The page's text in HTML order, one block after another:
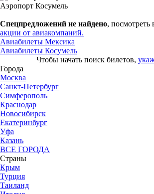
Аэропорт Косумель
Спецпредложений не найдено, посмотреть
акции от авиакомпаний.
Авиабилеты Мексика
Авиабилеты Косумель
Чтобы начать поиск билетов,
Города
Москва
Санкт-Петербург
Симферополь
Краснодар
Новосибирск
Екатеринбург
Уфа
Казань
ВСЕ ГОРОДА
Страны
Крым
Турция
Таиланд